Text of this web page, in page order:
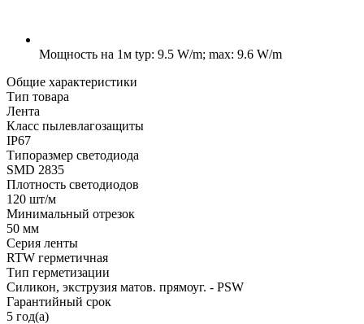
Мощность на 1м typ: 9.5 W/m; max: 9.6 W/m
Общие характеристики
Тип товара
Лента
Класс пылевлагозащиты
IP67
Типоразмер светодиода
SMD 2835
Плотность светодиодов
120 шт/м
Минимальный отрезок
50 мм
Серия ленты
RTW герметичная
Тип герметизации
Силикон, экструзия матов. прямоуг. - PSW
Гарантийный срок
5 год(а)